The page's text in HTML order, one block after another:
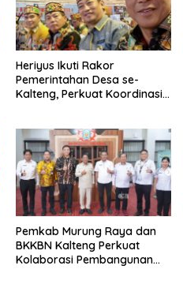
Heriyus Ikuti Rakor
Pemerintahan Desa se-
Kalteng, Perkuat Koordinasi
Pemkab Murung Raya dan
BKKBN Kalteng Perkuat
Kolaborasi Pembangunan